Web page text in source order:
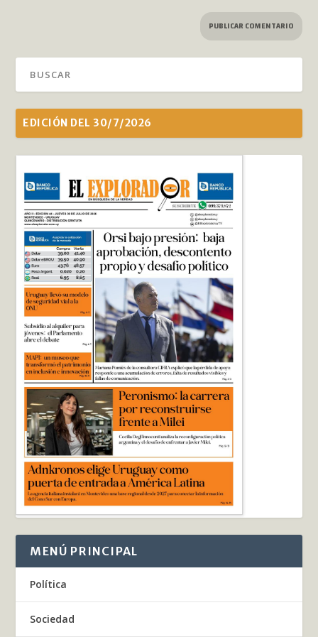
EDICIÓN DEL 30/7/2026
MENÚ PRINCIPAL
Política
Sociedad